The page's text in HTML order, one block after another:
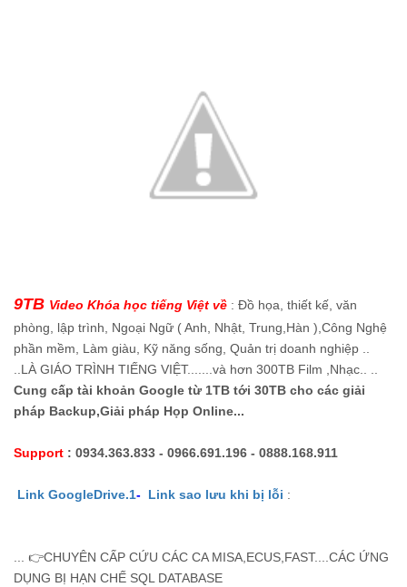
9TB Video Khóa học tiếng Việt về : Đồ họa, thiết kế, văn
phòng, lập trình, Ngoại Ngữ ( Anh, Nhật, Trung,Hàn ),Công Nghệ
phần mềm, Làm giàu, Kỹ năng sống, Quản trị doanh nghiệp ..
..LÀ GIÁO TRÌNH TIẾNG VIỆT.......và hơn 300TB Film ,Nhạc.. ..
Cung cấp tài khoản Google từ 1TB tới 30TB cho các giải
pháp Backup,Giải pháp Họp Online...
Support : 0934.363.833 - 0966.691.196 - 0888.168.911
Link GoogleDrive.1- Link sao lưu khi bị lỗi :
... 👉CHUYÊN CẤP CỨU CÁC CA MISA,ECUS,FAST....CÁC ỨNG
DỤNG BỊ HẠN CHẾ SQL DATABASE